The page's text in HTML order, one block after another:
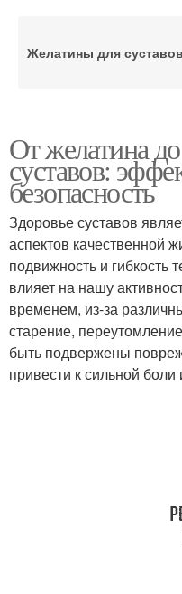
Желатины для суставов
Желатина для суставов
Желатины для
здоровья
Желатин в домашних
условиях
От желатина
суставов:
безопасность
Здоровье суставов
аспектов качественной
подвижность и гибкость
влияет на нашу
временем, из-за
старение,
быть подвержены
привести к сильной